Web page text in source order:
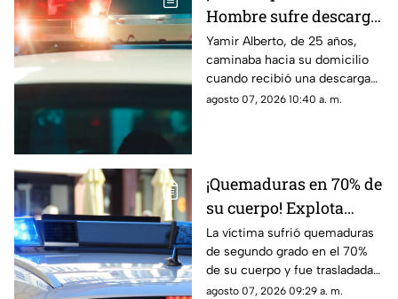
Hombre sufre descarga
eléctrica por pisar
cable expuesto en
banqueta de Ciudad
Juárez
Yamir Alberto, de 25 años,
caminaba hacia su domicilio
cuando recibió una descarga
eléctrica; fue trasladado de
agosto 07, 2026 10:40 a. m.
¡Quemaduras en 70% de
su cuerpo! Explota
tanque de gas en
Parajes del Sur y deja a
una persona grave
La víctima sufrió quemaduras
de segundo grado en el 70%
de su cuerpo y fue trasladada
de urgencia al Hospital General
agosto 07, 2026 09:29 a. m.